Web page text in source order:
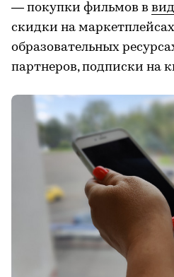
— покупки фильмов в
скидки на
образовательных
партнеров, подписки на